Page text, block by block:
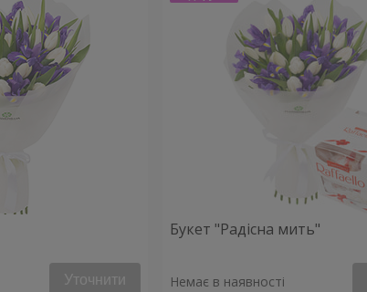
Уточнити
Букет "Радісна мить"
Немає в наявності